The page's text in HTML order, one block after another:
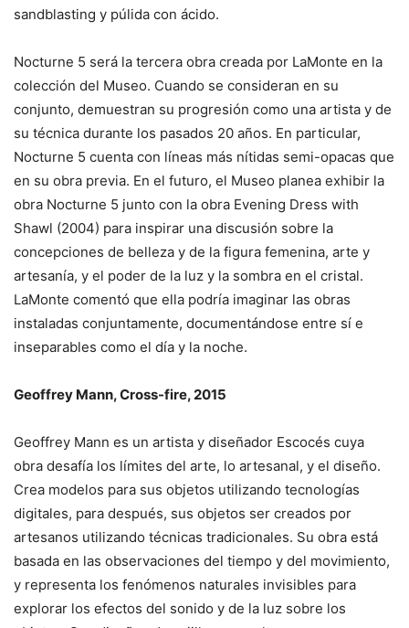
sandblasting y púlida con ácido.
Nocturne 5 será la tercera obra creada por LaMonte en la
colección del Museo. Cuando se consideran en su
conjunto, demuestran su progresión como una artista y de
su técnica durante los pasados 20 años. En particular,
Nocturne 5 cuenta con líneas más nítidas semi-opacas que
en su obra previa. En el futuro, el Museo planea exhibir la
obra Nocturne 5 junto con la obra Evening Dress with
Shawl (2004) para inspirar una discusión sobre la
concepciones de belleza y de la figura femenina, arte y
artesanía, y el poder de la luz y la sombra en el cristal.
LaMonte comentó que ella podría imaginar las obras
instaladas conjuntamente, documentándose entre sí e
inseparables como el día y la noche.
Geoffrey Mann, Cross-fire, 2015
Geoffrey Mann es un artista y diseñador Escocés cuya
obra desafía los límites del arte, lo artesanal, y el diseño.
Crea modelos para sus objetos utilizando tecnologías
digitales, para después, sus objetos ser creados por
artesanos utilizando técnicas tradicionales. Su obra está
basada en las observaciones del tiempo y del movimiento,
y representa los fenómenos naturales invisibles para
explorar los efectos del sonido y de la luz sobre los